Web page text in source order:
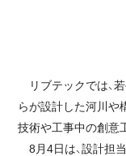
リブテックでは、
らが設計した河川や
技術や工事中の創意
8月4日は、設計担